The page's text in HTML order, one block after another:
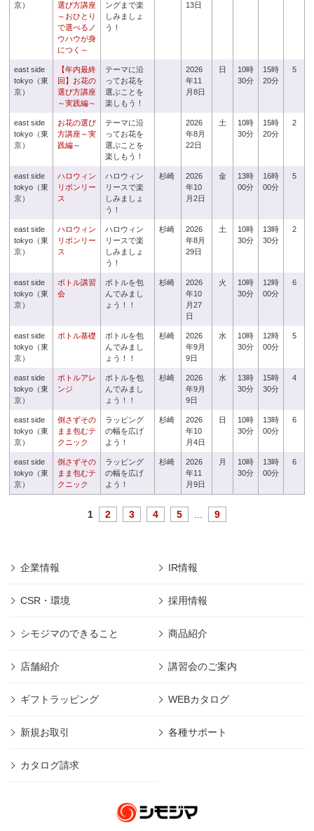
京）
選び方講座
～おひとり
で選べるノ
ウハウが身
につく～
ングまで楽
しみましょ
う！
13日
east side
tokyo（東
京）
【年内最終
回】お花の
選び方講座
～実践編～
テーマに沿
ってお花を
選ぶことを
楽しもう！
2026
年11
月8日
日
10時
30分
15時
20分
5
east side
tokyo（東
京）
お花の選び
方講座～実
践編～
テーマに沿
ってお花を
選ぶことを
楽しもう！
2026
年8月
22日
土
10時
30分
15時
20分
2
east side
tokyo（東
京）
ハロウィン
リボンリー
ス
ハロウィン
リースで楽
しみましょ
う！
杉崎
2026
年10
月2日
金
13時
00分
16時
00分
5
east side
tokyo（東
京）
ハロウィン
リボンリー
ス
ハロウィン
リースで楽
しみましょ
う！
杉崎
2026
年8月
29日
土
10時
30分
13時
30分
2
east side
tokyo（東
京）
ボトル講習
会
ボトルを包
んでみまし
ょう！！
杉崎
2026
年10
月27
日
火
10時
30分
12時
00分
6
east side
tokyo（東
京）
ボトル基礎
ボトルを包
んでみまし
ょう！！
杉崎
2026
年9月
9日
水
10時
30分
12時
00分
5
east side
tokyo（東
京）
ボトルアレ
ンジ
ボトルを包
んでみまし
ょう！！
杉崎
2026
年9月
9日
水
13時
30分
15時
30分
4
east side
tokyo（東
京）
倒さずその
まま包むテ
クニック
ラッピング
の幅を広げ
よう！
杉崎
2026
年10
月4日
日
10時
30分
13時
00分
6
east side
tokyo（東
京）
倒さずその
まま包むテ
クニック
ラッピング
の幅を広げ
よう！
杉崎
2026
年11
月9日
月
10時
30分
13時
00分
6
1 2 3 4 5 9
企業情報 IR情報
CSR・環境 採用情報
シモジマのできること 商品紹介
店舗紹介 講習会のご案内
ギフトラッピング WEBカタログ
新規お取引 各種サポート
カタログ請求